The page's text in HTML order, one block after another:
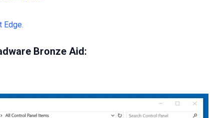
Edge.
Bronze Aid: